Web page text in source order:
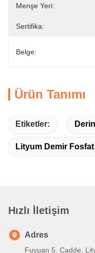
Menşe Yeri:
Sertifika:
Belge:
Ürün Tanımı
Etiketler:
Lityum Demir Fosfat
Hızlı İletişim
Adres
Fuyuan 5. Cadde,